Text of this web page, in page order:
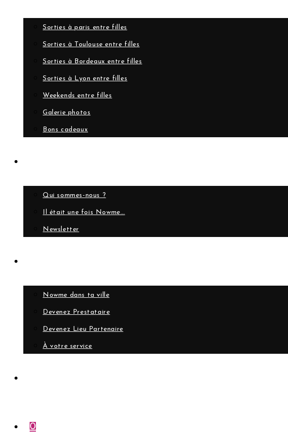
Sorties à paris entre filles
Sorties à Toulouse entre filles
Sorties à Bordeaux entre filles
Sorties à Lyon entre filles
Weekends entre filles
Galerie photos
Bons cadeaux
Qui sommes-nous ?
Il était une fois Nowme…
Newsletter
Nowme dans ta ville
Devenez Prestataire
Devenez Lieu Partenaire
À votre service
0